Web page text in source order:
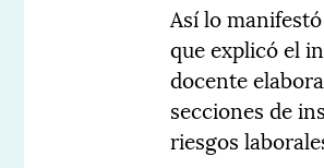
Así lo
que explicó el
docente
secciones de
riesgos